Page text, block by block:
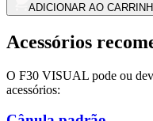
ADICIONAR AO
Acessórios
O F30 VISUAL pode ou
acessórios: